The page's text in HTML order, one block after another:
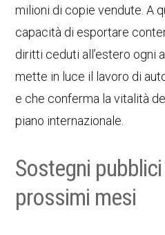
milioni di copie vendute. A
capacità di esportare
diritti ceduti all’estero ogni
mette in luce il lavoro di
e che conferma la vitalità
piano internazionale.
Sostegni
prossimi mesi